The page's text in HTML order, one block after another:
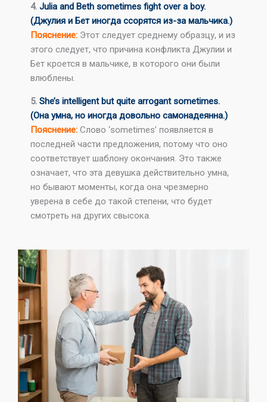
4. Julia and Beth sometimes fight over a boy.
(Джулия и Бет иногда ссорятся из-за мальчика.)
Пояснение:Этот следует среднему образцу, и из
этого следует, что причина конфликта Джулии и
Бет кроется в мальчике, в которого они были
влюблены.
5. She’s intelligent but quite arrogant sometimes.
(Она умна, но иногда довольно самонадеянна.)
Пояснение:Слово ‘sometimes’ появляется в
последней части предложения, потому что оно
соответствует шаблону окончания. Это также
означает, что эта девушка действительно умна,
но бывают моменты, когда она чрезмерно
уверена в себе до такой степени, что будет
смотреть на других свысока.